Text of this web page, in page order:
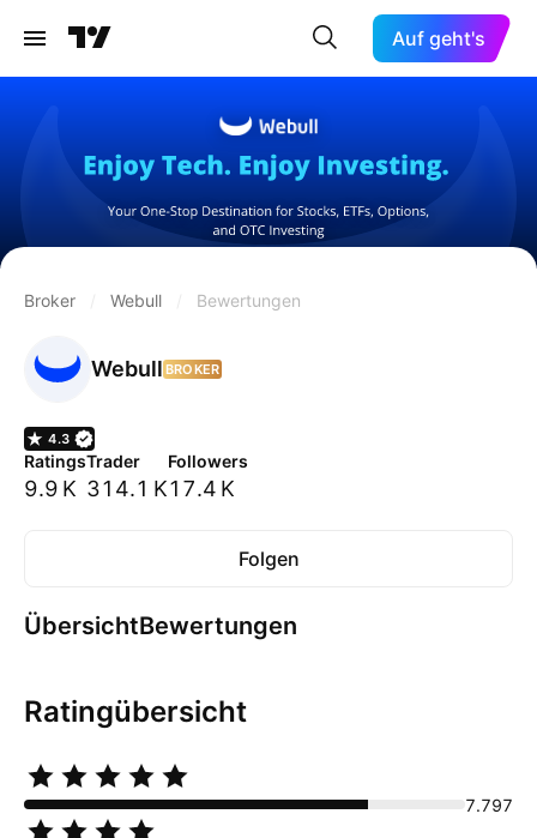
Auf geht's
Broker Webull Bewertungen
Webull BROKER
4.3
Ratings
9.9 K
Trader
314.1 K
Followers
17.4 K
Folgen
ÜbersichtBewertungen
Ratingübersicht
7.797